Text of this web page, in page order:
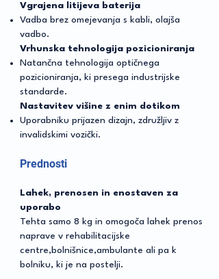
Vgrajena litijeva baterija
Vadba brez omejevanja s kabli, olajša
vadbo.
Vrhunska tehnologija pozicioniranja
Natančna tehnologija optičnega
pozicioniranja, ki presega industrijske
standarde.
Nastavitev višine z enim dotikom
Uporabniku prijazen dizajn, združljiv z
invalidskimi vozički.
Prednosti
Lahek, prenosen in enostaven za
uporabo
Tehta samo 8 kg in omogoča lahek prenos
naprave v rehabilitacijske
centre,bolnišnice,ambulante ali pa k
bolniku, ki je na postelji.